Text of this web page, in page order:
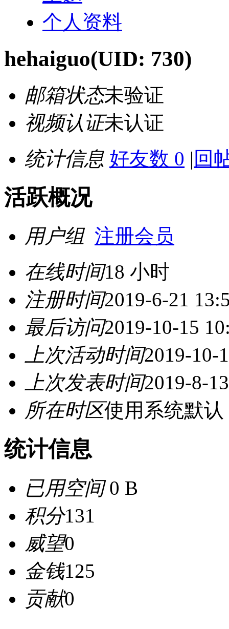
个人资料
hehaiguo(UID: 730)
邮箱状态未验证
视频认证未认证
统计信息 好友数 0 | 回
活跃概况
用户组 注册会员
在线时间18 小时
注册时间2019-6-21
最后访问2019-10-15
上次活动时间2019-10-
上次发表时间2019-8-
所在时区使用系统默认
统计信息
已用空间0 B
积分131
威望0
金钱125
贡献0